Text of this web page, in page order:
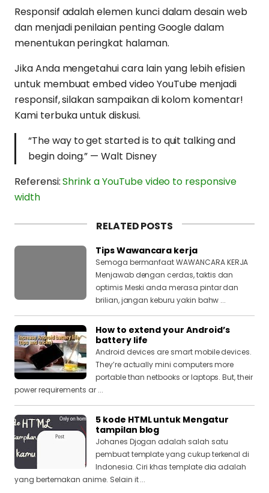
Responsif adalah elemen kunci dalam desain web
dan menjadi penilaian penting Google dalam
menentukan peringkat halaman.
Jika Anda mengetahui cara lain yang lebih efisien
untuk membuat embed video YouTube menjadi
responsif, silakan sampaikan di kolom komentar!
Kami terbuka untuk diskusi.
“The way to get started is to quit talking and
begin doing.” — Walt Disney
Referensi:Shrink a YouTube video to responsive
width
RELATED POSTS
Tips Wawancara kerja
Semoga bermanfaat WAWANCARA KERJA
Menjawab dengan cerdas, taktis dan
optimis Meski anda merasa pintar dan
brilian, jangan keburu yakin bahw ...
How to extend your Android’s
battery life
Android devices are smart mobile devices.
They’re actually mini computers more
portable than netbooks or laptops. But, their
power requirements ar ...
5 kode HTML untuk Mengatur
tampilan blog
Johanes Djogan adalah salah satu
pembuat template yang cukup terkenal di
Indonesia. Ciri khas template dia adalah
yang bertemakan anime. Selain it ...